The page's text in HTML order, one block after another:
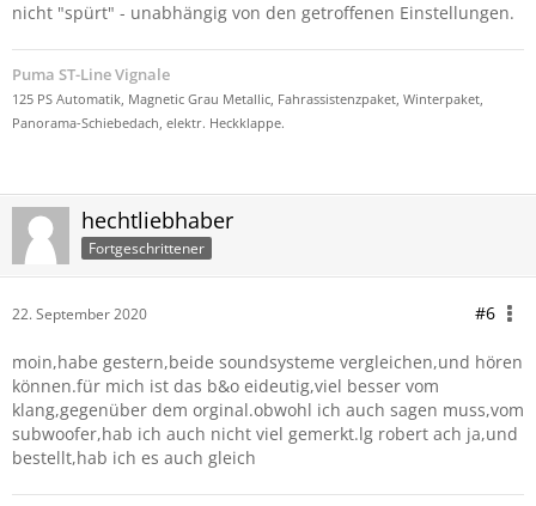
nicht "spürt" - unabhängig von den getroffenen Einstellungen.
Puma ST-Line Vignale
125 PS Automatik, Magnetic Grau Metallic, Fahrassistenzpaket, Winterpaket,
Panorama-Schiebedach, elektr. Heckklappe.
hechtliebhaber
Fortgeschrittener
22. September 2020 #6
moin,habe gestern,beide soundsysteme vergleichen,und hören
können.für mich ist das b&o eideutig,viel besser vom
klang,gegenüber dem orginal.obwohl ich auch sagen muss,vom
subwoofer,hab ich auch nicht viel gemerkt.lg robert ach ja,und
bestellt,hab ich es auch gleich